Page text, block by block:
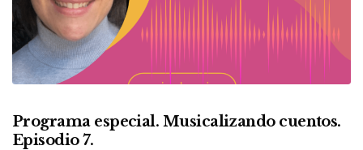
Programa especial. Musicalizando cuentos.
Episodio 7.